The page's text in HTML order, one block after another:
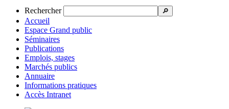
Rechercher 🔎
Accueil
Espace Grand public
Séminaires
Publications
Emplois, stages
Marchés publics
Annuaire
Informations pratiques
Accès Intranet